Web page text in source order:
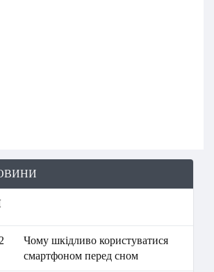
Чому шкідливо користуватися
смартфоном перед сном